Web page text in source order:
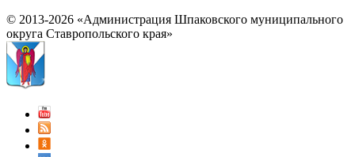
© 2013-2026 «Администрация Шпаковского муниципального
округа Ставропольского края»